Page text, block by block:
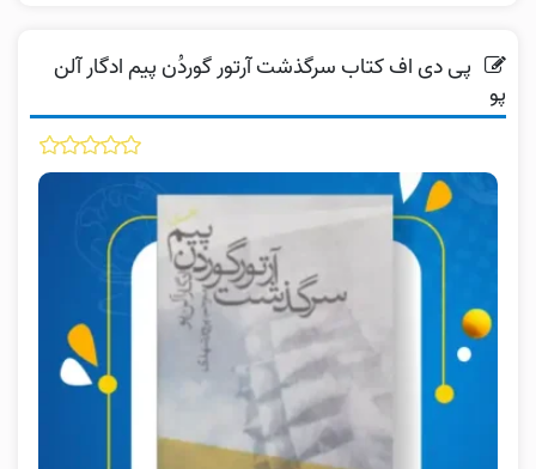
پی دی اف کتاب سرگذشت آرتور گوردُن پیم ادگار آلن‌
پو